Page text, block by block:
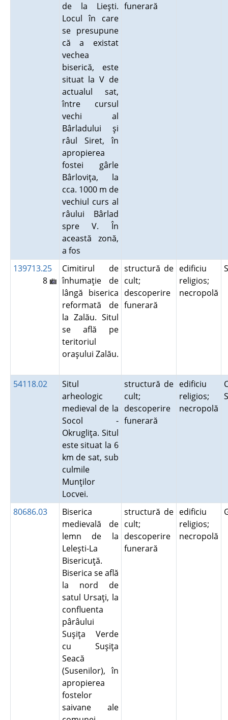
de la Lieşti.
Locul în care
se presupune
că a existat
vechea
biserică, este
situat la V de
actualul sat,
între cursul
vechi al
Bârladului şi
râul Siret, în
apropierea
fostei gârle
Bârloviţa, la
cca. 1000 m de
vechiul curs al
râului Bârlad
spre V. În
această zonă,
a fos
funerară
139713.25
8
Cimitirul de
înhumaţie de
lângă biserica
reformată de
la Zalău. Situl
se află pe
teritoriul
oraşului Zalău.
structură de
cult;
descoperire
funerară
edificiu
religios;
necropolă
54118.02
Situl
arheologic
medieval de la
Socol -
Okrugliţa. Situl
este situat la 6
km de sat, sub
culmile
Munţilor
Locvei.
structură de
cult;
descoperire
funerară
edificiu
religios;
necropolă
80686.03
Biserica
medievală de
lemn de la
Leleşti-La
Bisericuţă.
Biserica se află
la nord de
satul Ursaţi, la
confluenta
pârâului
Suşiţa Verde
cu Suşiţa
Seacă
(Susenilor), în
apropierea
fostelor
saivane ale
structură de
cult;
descoperire
funerară
edificiu
religios;
necropolă